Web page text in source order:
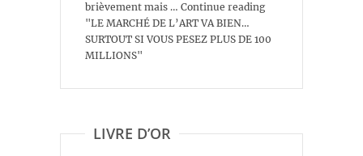
brièvement mais … Continue reading
"LE MARCHÉ DE L’ART VA BIEN…
SURTOUT SI VOUS PESEZ PLUS DE 100
MILLIONS"
LIVRE D’OR